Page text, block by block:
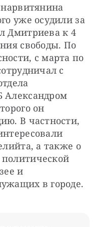
уже осудили за
Дмитриева к 4
свободы. По
с марта по
с
Александром
он
В частности,
а также о
и
в городе.